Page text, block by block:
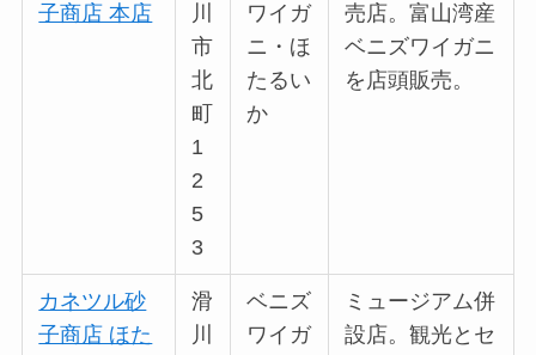
子商店 本店
川
市
北
町
1
2
5
3
ワイガ
ニ・ほ
たるい
か
売店。富山湾産
ベニズワイガニ
を店頭販売。
カネツル砂
子商店 ほた
滑
川
ベニズ
ワイガ
ミュージアム併
設店。観光とセ